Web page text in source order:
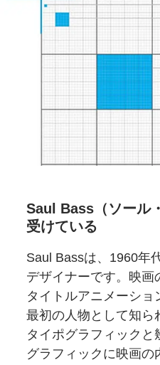
Saul Bass （ソール
受けている
Saul Bassは、 1960年
デザイナーです。 映画
タイトルアニメーショ
最初の人物として知ら
タイポグラフィックと
グラフィックに映画の